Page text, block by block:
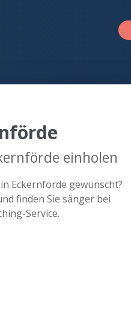
einholen
Eckernförde gewünscht?
finden Sie sänger bei
Service.